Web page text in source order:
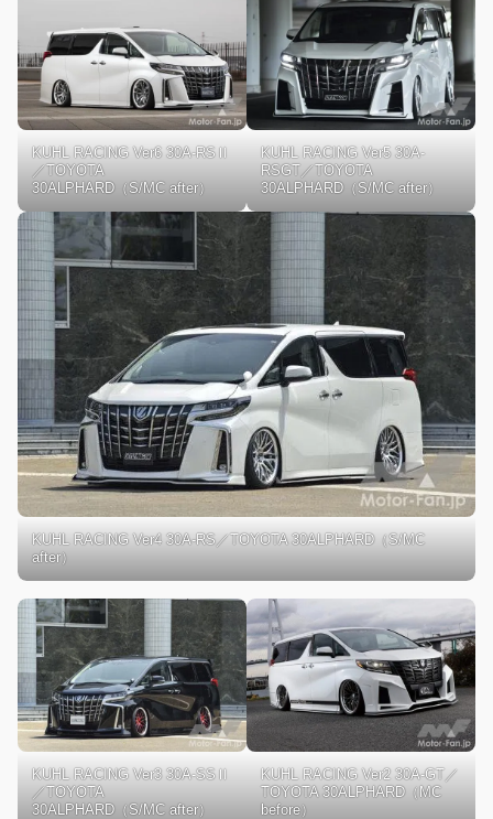
KUHL RACING Ver6 30A-RSⅡ
／TOYOTA
30ALPHARD（S/MC after）
KUHL RACING Ver5 30A-
RSGT／TOYOTA
30ALPHARD（S/MC after）
KUHL RACING Ver4 30A-RS／TOYOTA 30ALPHARD（S/MC
after）
KUHL RACING Ver3 30A-SSⅡ
／TOYOTA
30ALPHARD（S/MC after）
KUHL RACING Ver2 30A-GT／
TOYOTA 30ALPHARD（MC
before）